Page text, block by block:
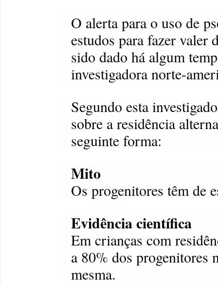
O alerta para o uso de
estudos para fazer valer
sido dado há algum
investigadora norte-
Segundo esta
sobre a residência
seguinte forma:
Mito
Os progenitores têm de
Evidência científica
Em crianças com
a 80% dos progenitores
mesma.